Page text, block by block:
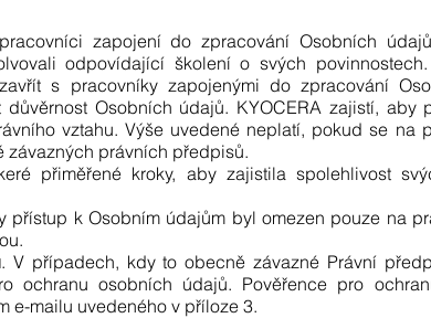
zapojení do zpracování Osobních
odpovídající školení o svých
s pracovníky zapojenými do zpracování
Osobních údajů. KYOCERA zajistí, aby
vztahu. Výše uvedené neplatí, pokud se na
právních předpisů.
přiměřené kroky, aby zajistila spolehlivost
přístup k Osobním údajům byl omezen pouze na
. V případech, kdy to obecně závazné Právní
ochranu osobních údajů. Pověřence pro
e-mailu uvedeného v příloze 3.